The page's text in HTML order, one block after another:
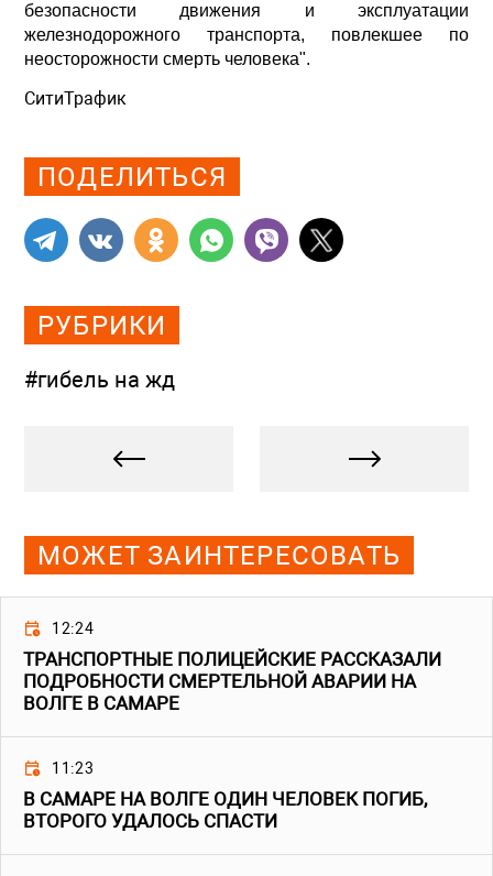
безопасности движения и эксплуатации
железнодорожного транспорта, повлекшее по
неосторожности смерть человека".
СитиТрафик
ПОДЕЛИТЬСЯ
РУБРИКИ
#гибель на жд
МОЖЕТ ЗАИНТЕРЕСОВАТЬ
12:24
ТРАНСПОРТНЫЕ ПОЛИЦЕЙСКИЕ РАССКАЗАЛИ
ПОДРОБНОСТИ СМЕРТЕЛЬНОЙ АВАРИИ НА
ВОЛГЕ В САМАРЕ
11:23
В САМАРЕ НА ВОЛГЕ ОДИН ЧЕЛОВЕК ПОГИБ,
ВТОРОГО УДАЛОСЬ СПАСТИ